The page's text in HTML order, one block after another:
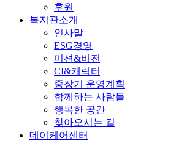
후원
복지관소개
인사말
ESG경영
미션&비전
CI&캐릭터
중장기 운영계획
함께하는 사람들
행복한 공간
찾아오시는 길
데이케어센터